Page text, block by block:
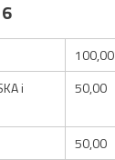
100,00
i
50,00
50,00